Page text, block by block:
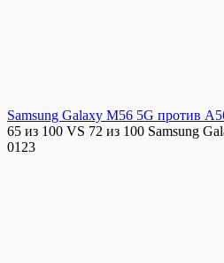
Samsung Galaxy M56 5G против
65 из 100 VS 72 из 100 Samsung
0123